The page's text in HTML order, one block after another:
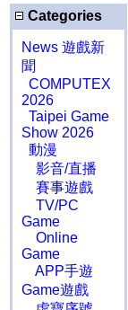
Categories
News 遊戲新
聞
COMPUTEX
2026
Taipei Game
Show 2026
動漫
影音/直播
賽事遊戲
TV/PC
Game
Online
Game
APP手遊
Game遊戲